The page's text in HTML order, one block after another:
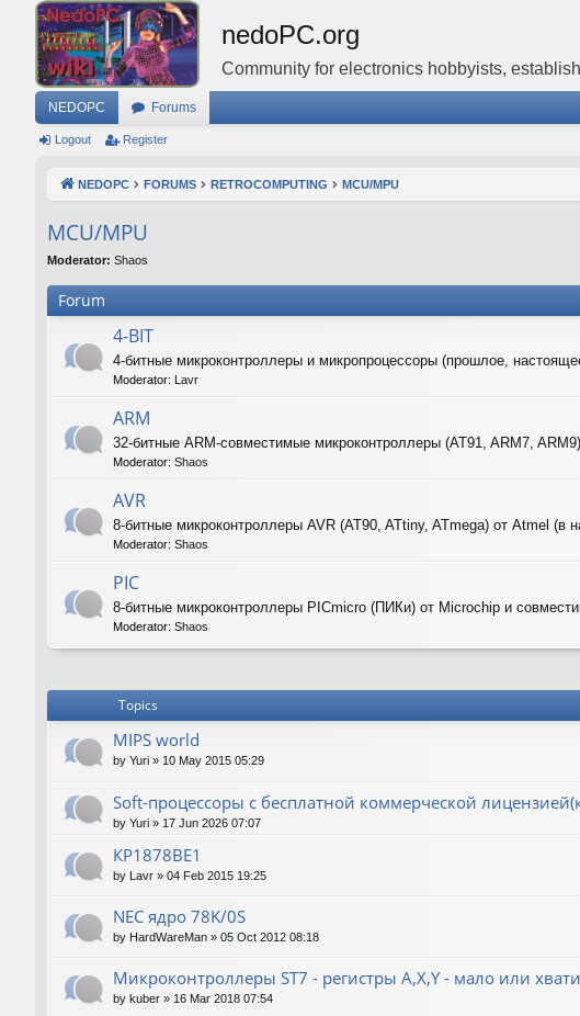
nedoPC.org
Community for electronics hobbyists,
NEDOPC Forums
Logout Register
NEDOPC FORUMS RETROCOMPUTING MCU/MPU
MCU/MPU
Moderator: Shaos
Forum
4-BIT
4-битные микроконтроллеры и микропроцессоры (прошлое,
Moderator: Lavr
ARM
32-битные ARM-совместимые микроконтроллеры (AT91, ARM7,
Moderator: Shaos
AVR
8-битные микроконтроллеры AVR (AT90, ATtiny, ATmega) от Atmel
Moderator: Shaos
PIC
8-битные микроконтроллеры PICmicro (ПИКи) от Microchip и
Moderator: Shaos
Topics
MIPS world
by Yuri » 10 May 2015 05:29
Soft-процессоры с бесплатной коммерческой
by Yuri » 17 Jun 2026 07:07
КР1878ВЕ1
by Lavr » 04 Feb 2015 19:25
NEC ядро 78K/0S
by HardWareMan » 05 Oct 2012 08:18
Микроконтроллеры ST7 - регистры A,X,Y - мало или
by kuber » 16 Mar 2018 07:54